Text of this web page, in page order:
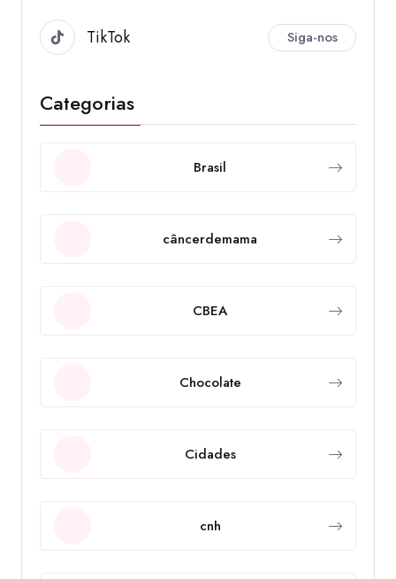
TikTok Siga-nos
Categorias
Brasil
câncerdemama
CBEA
Chocolate
Cidades
cnh